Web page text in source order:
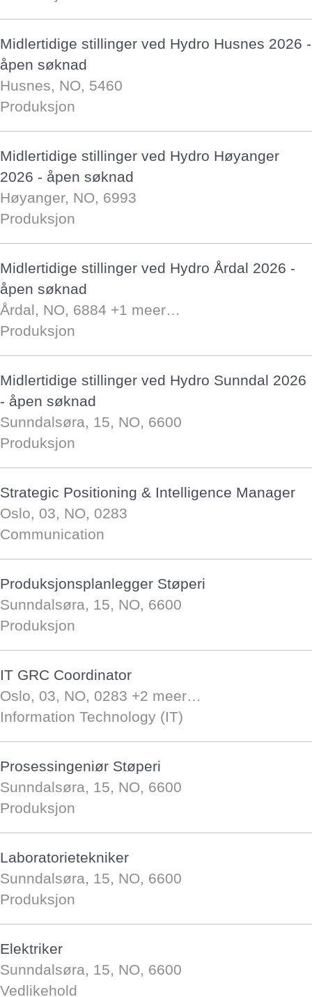
Midlertidige stillinger ved Hydro Husnes 2026 -
åpen søknad
Husnes, NO, 5460
Produksjon
Midlertidige stillinger ved Hydro Høyanger
2026 - åpen søknad
Høyanger, NO, 6993
Produksjon
Midlertidige stillinger ved Hydro Årdal 2026 -
åpen søknad
Årdal, NO, 6884 +1 meer…
Produksjon
Midlertidige stillinger ved Hydro Sunndal 2026
- åpen søknad
Sunndalsøra, 15, NO, 6600
Produksjon
Strategic Positioning & Intelligence Manager
Oslo, 03, NO, 0283
Communication
Produksjonsplanlegger Støperi
Sunndalsøra, 15, NO, 6600
Produksjon
IT GRC Coordinator
Oslo, 03, NO, 0283 +2 meer…
Information Technology (IT)
Prosessingeniør Støperi
Sunndalsøra, 15, NO, 6600
Produksjon
Laboratorietekniker
Sunndalsøra, 15, NO, 6600
Produksjon
Elektriker
Sunndalsøra, 15, NO, 6600
Vedlikehold